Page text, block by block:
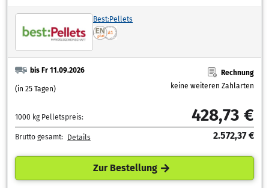
Best:Pellets
bis Fr 11.09.2026
(in 25 Tagen)
Rechnung
keine weiteren Zahlarten
1000 kg Pelletspreis: 428,73 €
Brutto gesamt: Details 2.572,37 €
Zur Bestellung